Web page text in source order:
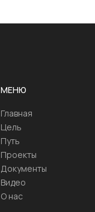
МЕНЮ
Главная
Цель
Путь
Проекты
Документы
Видео
О нас